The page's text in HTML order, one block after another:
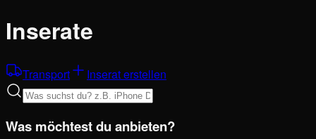
Inserate
Transport Inserat erstellen
Was möchtest du anbieten?